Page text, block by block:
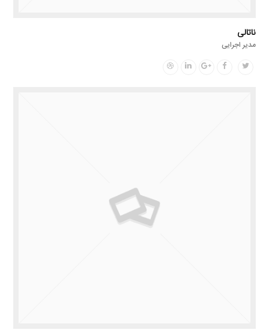
ناتالی
مدیر اجرایی
Twitter
Facebook
Google
Linkedin
Dribbble